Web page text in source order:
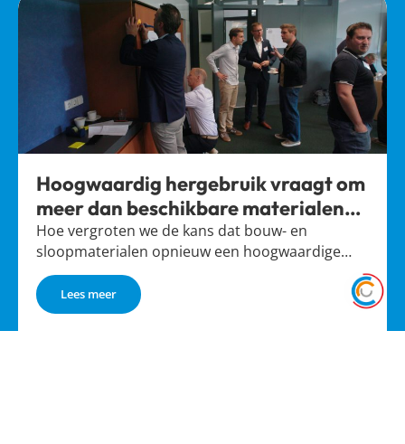
Hoogwaardig hergebruik vraagt om
meer dan beschikbare materialen
alleen
Hoe vergroten we de kans dat bouw- en
sloopmaterialen opnieuw een hoogwaardige…
Lees meer